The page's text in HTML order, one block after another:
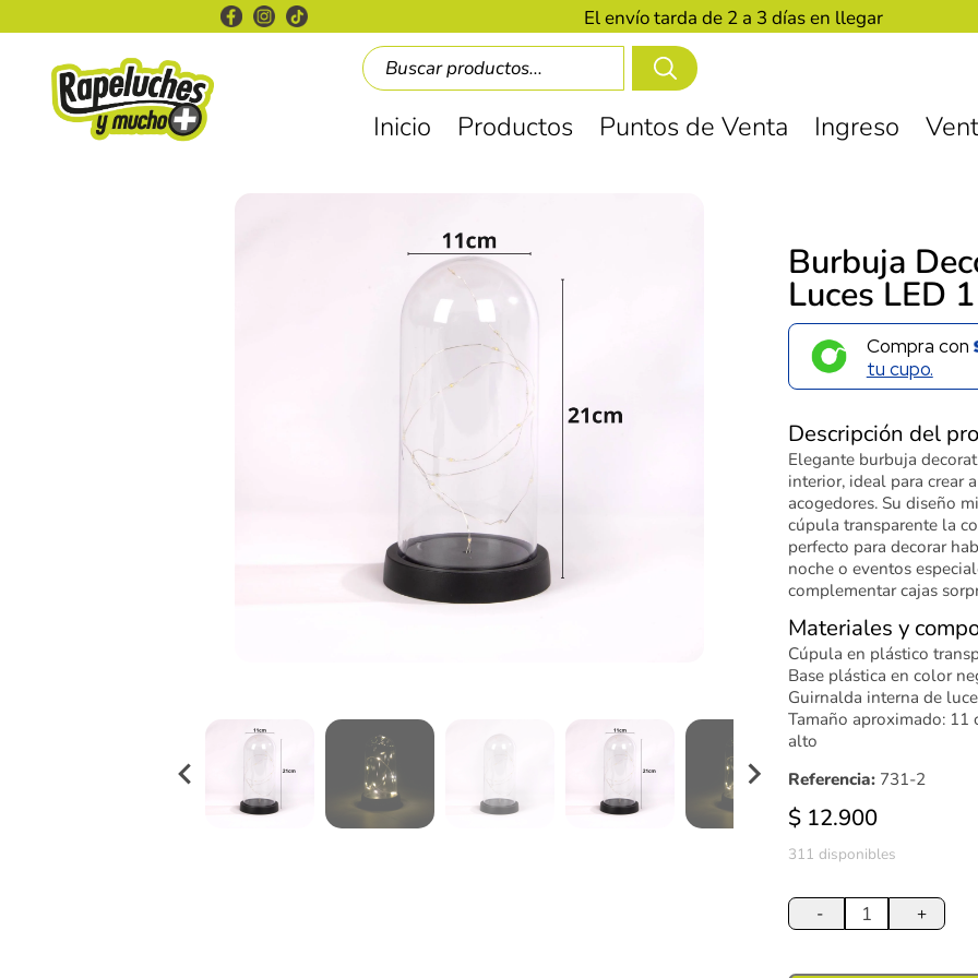
El envío tarda de 2 a 3 días en llegar
Inicio Productos Puntos de Venta Ingreso
Burbuja
Luces LED
Compra con
tu cupo.
Descripción del
Elegante burbuja
interior, ideal para crear
acogedores. Su diseño
cúpula transparente la
perfecto para decorar
noche o eventos
complementar cajas
Materiales y
Cúpula en plástico
Base plástica en color
Guirnalda interna de
Tamaño aproximado: 11
alto
Referencia: 731-2
$ 12.900
311 disponibles
-
Decorativa
con
+